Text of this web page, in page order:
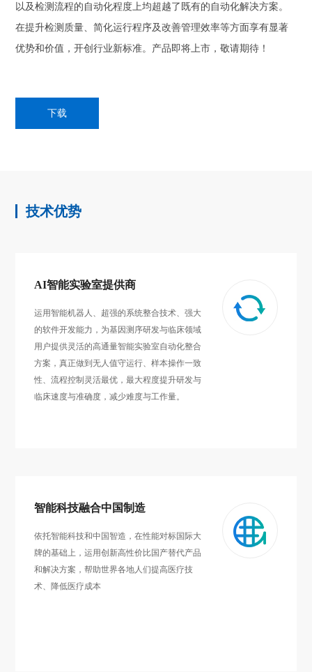
以及检测流程的自动化程度上均超越了既有的自动化解决方案。
在提升检测质量、简化运行程序及改善管理效率等方面享有显著
优势和价值，开创行业新标准。产品即将上市，敬请期待！
下载
技术优势
AI智能实验室提供商
运用智能机器人、超强的系统整合技术、强大
的软件开发能力，为基因测序研发与临床领域
用户提供灵活的高通量智能实验室自动化整合
方案，真正做到无人值守运行、样本操作一致
性、流程控制灵活最优，最大程度提升研发与
临床速度与准确度，减少难度与工作量。
智能科技融合中国制造
依托智能科技和中国智造，在性能对标国际大
牌的基础上，运用创新高性价比国产替代产品
和解决方案，帮助世界各地人们提高医疗技
术、降低医疗成本